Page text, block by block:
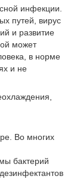
инфекции.
путей, вирус
и развитие
может
в норме
и не
Во многих
бактерий